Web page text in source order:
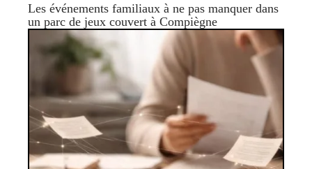
Les événements familiaux à ne pas manquer dans
un parc de jeux couvert à Compiègne